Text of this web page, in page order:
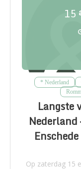
15
* Nederland
Langste
Op zaterdag 15